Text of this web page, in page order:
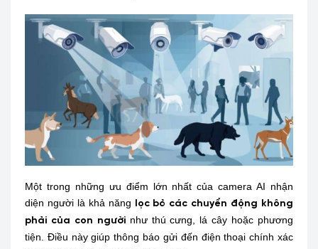
Một trong những ưu điểm lớn nhất của camera AI nhận
diện người là khả năng lọc bỏ các chuyển động không
phải của con ngườinhư thú cưng, lá cây hoặc phương
tiện. Điều này giúp thông báo gửi đến điện thoại chính xác